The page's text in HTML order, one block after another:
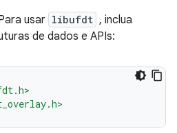
usar libufdt , inclua
de dados e APIs: